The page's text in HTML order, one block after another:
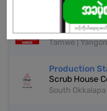
Store Assistant
Mobile King
Tamwe | Yangon
Production
Scrub House
South Okkalapa